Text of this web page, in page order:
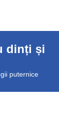
dinți și
puternice